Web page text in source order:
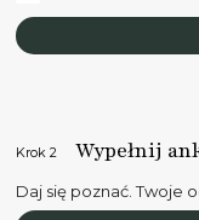
Krok 2 Wypełnij
Daj się poznać. Twoje